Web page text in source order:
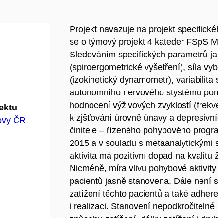
ČR
Projekt navazuje na projekt
se o týmový projekt 4 kateder FSpS
Sledováním specifických parametrů
(spiroergometrické vyšetření), síla
(izokinetický dynamometr),
autonomního nervového stystému
hodnocení výživových zvyklostí
k zjšťování úrovně únavy a
činitele – řízeného pohybového
2015 a v souladu s metaanalytickými
aktivita má pozitivní dopad na kvalitu
Nicméně, míra vlivu pohybové
pacientů jasně stanovena. Dále není
zatížení těchto pacientů a také
i realizaci. Stanovení